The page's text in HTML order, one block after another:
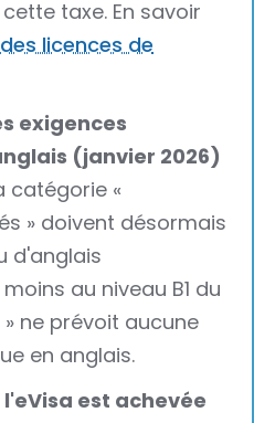
taxe. En savoir
licences de
exigences
(janvier 2026)
catégorie «
» doivent désormais
d'anglais
au niveau B1 du
» ne prévoit aucune
en anglais.
est achevée